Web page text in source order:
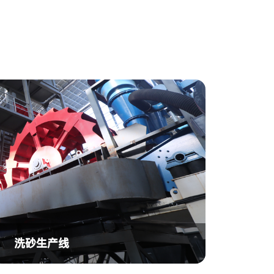
洗砂生产线